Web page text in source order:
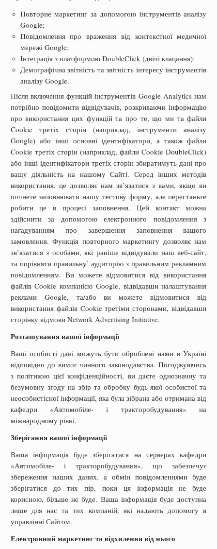
Повторне маркетинг за допомогою інструментів аналізу
Google;
Повідомлення про враження від контекстної медичної
мережі Google;
Інтеграція з платформою DoubleClick (двічі клацання);
Демографічна звітність та звітність інтересу інструментів
аналізу Google.
Після включення функцій інструментів Google Analytics нам
потрібно повідомити відвідувачів, розкриваючи інформацію
про використання цих функцій та про те, що ми та файли
Cookie третіх сторін (наприклад, інструменти аналізу
Google) або інші основні ідентифікатори, а також файли
Cookie третіх сторін (наприклад, файли Cookie DoubleClick)
або інші ідентифікатори третіх сторін збиратимуть дані про
вашу діяльність на нашому Сайті. Серед інших методів
використання, це дозволяє нам зв’язатися з вами, якщо ви
почнете заповнювати нашу тестову форму, але перестаньте
робити це в процесі заповнення. Цей контакт можна
здійснити за допомогою електронного повідомлення з
нагадуванням про завершення заповнення вашого
замовлення. Функція повторного маркетингу дозволяє нам
зв’язатися з особами, які раніше відвідували наш веб-сайт,
та порівняти правильну’ аудиторію з правильним рекламним
повідомленням. Ви можете відмовитися від використання
файлів Cookie компанією Google, відвідавши налаштування
реклами Google, та/або ви можете відмовитися від
використання файлів Cookie третіми сторонами, відвідавши
сторінку відмови Network Advertising Initiative.
Розташування вашої інформації
Ваші особисті дані можуть бути оброблені нами в Україні
відповідно до вимог чинного законодавства. Погоджуючись
з політикою цієї конфіденційності, ви даєте однозначну та
безумовну згоду на збір та обробку будь-якої особистої та
неособистісної інформації, яка була зібрана або отримана від
кафедри «Автомобіле- і тракторобудування» на
міжнародному рівні.
Зберігання вашої інформації
Ваша інформація буде зберігатися на серверах кафедри
«Автомобіле- і тракторобудування», що забезпечує
збереження наших даних, а обмін повідомленнями буде
зберігатися до тих пір, поки ця інформація не буде
корисною, більше не буде. Ваша інформація буде доступна
лише для нас та тих компаній, які надають допомогу в
управлінні Сайтом.
Електронний маркетинг та відхилення від нього